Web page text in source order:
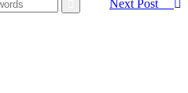
Next Post